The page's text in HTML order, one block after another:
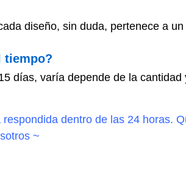
diseño, sin duda, pertenece a
tiempo?
días, varía depende de la cantidad
respondida dentro de las 24 horas.
~